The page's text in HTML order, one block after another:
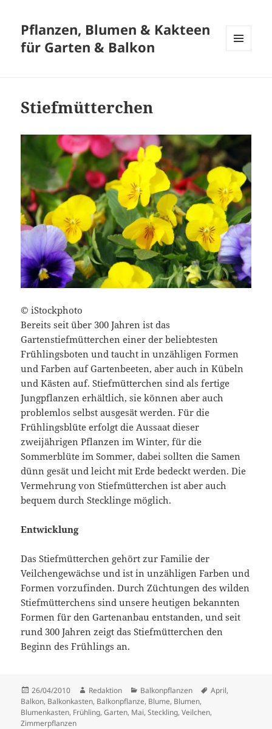
Pflanzen, Blumen & Kakteen
für Garten & Balkon
Stiefmütterchen
© iStockphoto
Bereits seit über 300 Jahren ist das
Gartenstiefmütterchen einer der beliebtesten
Frühlingsboten und taucht in unzähligen Formen
und Farben auf Gartenbeeten, aber auch in Kübeln
und Kästen auf. Stiefmütterchen sind als fertige
Jungpflanzen erhältlich, sie können aber auch
problemlos selbst ausgesät werden.Für die
Frühlingsblüte erfolgt die Aussaat dieser
zweijährigen Pflanzen im Winter, für die
Sommerblüte im Sommer, dabei sollten die Samen
dünn gesät und leicht mit Erde bedeckt werden. Die
Vermehrung von Stiefmütterchen ist aber auch
bequem durch Stecklinge möglich.
Entwicklung
Das Stiefmütterchen gehört zur Familie der
Veilchengewächse und ist in unzähligen Farben und
Formen vorzufinden. Durch Züchtungen des wilden
Stiefmütterchens sind unsere heutigen bekannten
Formen für den Gartenanbau entstanden, und seit
rund 300 Jahren zeigt das Stiefmütterchen den
Beginn des Frühlings an.
Veröffentlicht
am
26/04/2010 Autor
Redaktion Kategorien
Balkonpflanzen Schlagwörter
April,
Balkon, Balkonkasten, Balkonpflanze, Blume, Blumen,
Blumenkasten, Frühling,Garten, Mai,Steckling,Veilchen,
Zimmerpflanzen